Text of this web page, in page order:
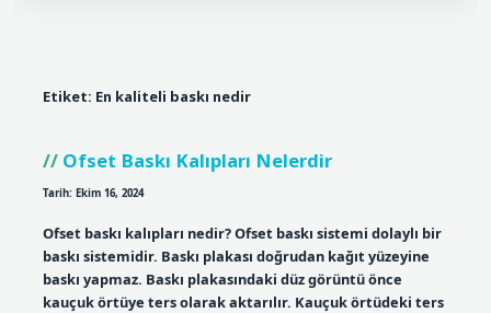
Etiket: En kaliteli baskı nedir
Ofset Baskı Kalıpları Nelerdir
Tarih: Ekim 16, 2024
Ofset baskı kalıpları nedir? Ofset baskı sistemi dolaylı bir
baskı sistemidir. Baskı plakası doğrudan kağıt yüzeyine
baskı yapmaz. Baskı plakasındaki düz görüntü önce
kauçuk örtüye ters olarak aktarılır. Kauçuk örtüdeki ters